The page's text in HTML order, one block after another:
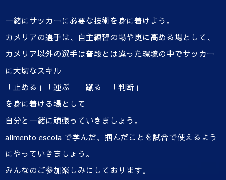
一緒にサッカーに必要な技術を身に着けよう。
カメリアの選手は、自主練習の場や更に高める場として、
カメリア以外の選手は普段とは違った環境の中でサッカー
に大切なスキル
「止める」「運ぶ」「蹴る」「判断」
を身に着ける場として
自分と一緒に頑張っていきましょう。
alimento escola で学んだ、掴んだことを試合で使えるよう
にやっていきましょう。
みんなのご参加楽しみにしております。